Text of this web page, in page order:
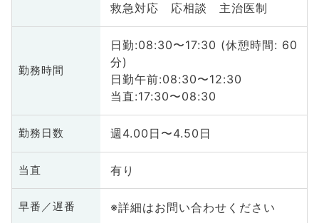
救急対応 応相談 主治医制
勤務時間
日勤:08:30〜17:30 (休憩時間: 60
分)
日勤午前:08:30〜12:30
当直:17:30〜08:30
勤務日数 週4.00日〜4.50日
当直 有り
早番／遅番 ※詳細はお問い合わせください